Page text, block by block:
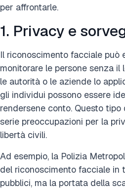
per affrontarle.
1. Privacy e
Il riconoscimento facciale può
monitorare le persone senza il
le autorità o le aziende lo
gli individui possono essere
rendersene conto. Questo
serie preoccupazioni per la
libertà civili.
Ad esempio, la Polizia
del riconoscimento facciale in
pubblici, ma la portata della